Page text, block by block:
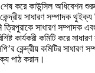
করে কাউন্সিল অধিবেশন
কেন্দ্রীয় সাধারণ সম্পাদক
ত্রিপুরাকে সাধারণ সম্পাদক
কার্যকরী কমিটি করে
কেন্দ্রীয় কমিটির সাধারণ
পাঠ করান।